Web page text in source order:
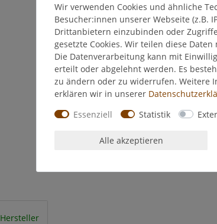
Hersteller
Wir verwenden Cookies und ähnliche
Besucher:innen unserer Webseite (z.B.
Drittanbietern einzubinden oder
gesetzte Cookies. Wir teilen diese
Die Datenverarbeitung kann mit
erteilt oder abgelehnt werden. Es
zu ändern oder zu widerrufen. Weitere
erklären wir in unserer
Essenziell
Statistik
Alle akzeptieren